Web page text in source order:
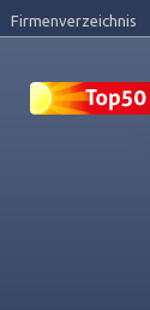
Firmenverzeichnis